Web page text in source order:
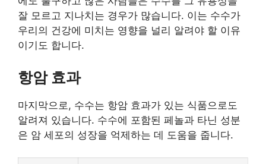
잘 모르고 지나치는 경우가 많습니다. 이는 수수가
우리의 건강에 미치는 영향을 널리 알려야 할 이유
이기도 합니다.
항암 효과
마지막으로, 수수는 항암 효과가 있는 식품으로도
알려져 있습니다. 수수에 포함된 페놀과 타닌 성분
은 암 세포의 성장을 억제하는 데 도움을 줍니다.